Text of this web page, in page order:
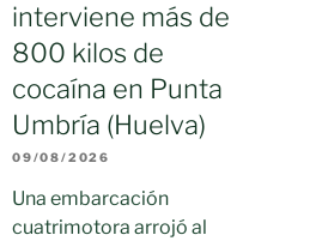
interviene más de
800 kilos de
cocaína en Punta
Umbría (Huelva)
09/08/2026
Una embarcación
cuatrimotora arrojó al